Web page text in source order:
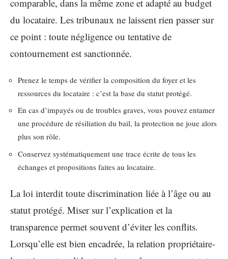
comparable, dans la même zone et adapté au budget
du locataire. Les tribunaux ne laissent rien passer sur
ce point : toute négligence ou tentative de
contournement est sanctionnée.
Prenez le temps de vérifier la composition du foyer et les
ressources du locataire : c’est la base du statut protégé.
En cas d’impayés ou de troubles graves, vous pouvez entamer
une procédure de résiliation du bail, la protection ne joue alors
plus son rôle.
Conservez systématiquement une trace écrite de tous les
échanges et propositions faites au locataire.
La loi interdit toute discrimination liée à l’âge ou au
statut protégé. Miser sur l’explication et la
transparence permet souvent d’éviter les conflits.
Lorsqu’elle est bien encadrée, la relation propriétaire-